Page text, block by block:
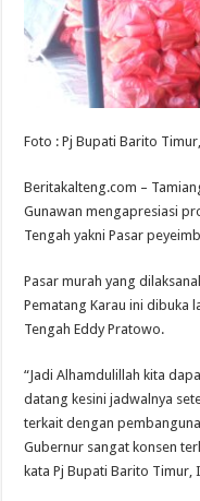
Foto : Pj Bupati Barito
Beritakalteng.com –
Gunawan mengapresiasi
Tengah yakni Pasar
Pasar murah yang
Pematang Karau ini dibuka
Tengah Eddy Pratowo.
“Jadi Alhamdulillah kita
datang kesini jadwalnya
terkait dengan
Gubernur sangat konsen
kata Pj Bupati Barito Timur,